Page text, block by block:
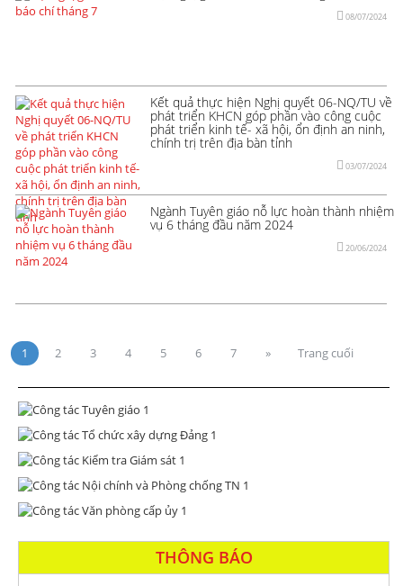
08/07/2024
Kết quả thực hiện Nghị quyết 06-NQ/TU về
phát triển KHCN góp phần vào công cuộc
phát triển kinh tế- xã hội, ổn định an ninh,
chính trị trên địa bàn tỉnh
03/07/2024
Ngành Tuyên giáo nỗ lực hoàn thành nhiệm
vụ 6 tháng đầu năm 2024
20/06/2024
1 2 3 4 5 6 7 » Trang cuối
THÔNG BÁO